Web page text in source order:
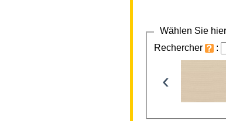
Wählen Sie
Rechercher
:
‹